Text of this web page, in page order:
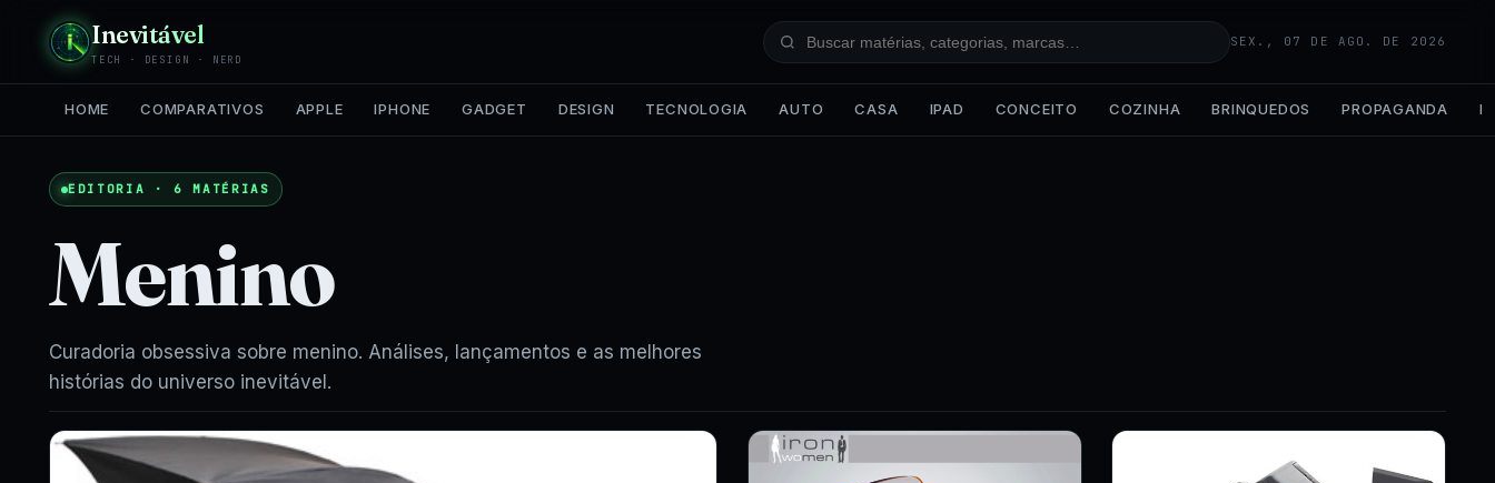
Inevitável
TECH · DESIGN · NERD
SEX., 07 DE AGO. DE 2026
HOME COMPARATIVOS APPLE IPHONE GADGET DESIGN TECNOLOGIA AUTO CASA IPAD CONCEITO COZINHA BRINQUEDOS PROPAGANDA IA
EDITORIA · 6 MATÉRIAS
Menino
Curadoria obsessiva sobre menino. Análises, lançamentos e as melhores
histórias do universo inevitável.